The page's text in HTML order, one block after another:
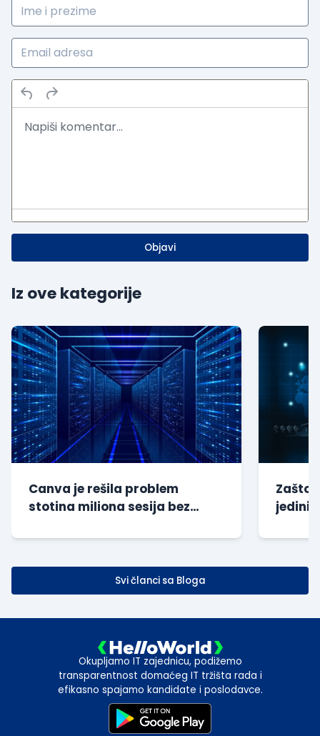
Objavi
Iz ove kategorije
Canva je rešila problem
stotina miliona sesija bez
Zašto
jedini
Svi članci sa Bloga
Okupljamo IT zajednicu, podižemo
transparentnost domaćeg IT tržišta rada i
efikasno spajamo kandidate i poslodavce.